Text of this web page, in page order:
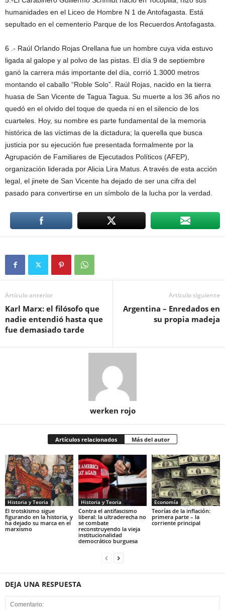
humanidades en el Liceo de Hombre N 1 de Antofagasta. Está
sepultado en el cementerio Parque de los Recuerdos Antofagasta.
6 .- Raúl Orlando Rojas Orellana fue un hombre cuya vida estuvo
ligada al galope y al polvo de las pistas. El día 9 de septiembre
ganó la carrera más importante del día, corrió 1.3000 metros
montando el caballo “Roble Solo”. Raúl Rojas, nacido en la tierra
huasa de San Vicente de Tagua Tagua. Su muerte a los 36 años no
quedó en el olvido del toque de queda ni en el silencio de los
cuarteles. Hoy, su nombre es parte fundamental de la memoria
histórica de las víctimas de la dictadura; la querella que busca
justicia por su ejecución fue presentada formalmente por la
Agrupación de Familiares de Ejecutados Políticos (AFEP),
organización liderada por Alicia Lira Matus. A través de esta acción
legal, el jinete de San Vicente ha dejado de ser una cifra del
pasado para convertirse en un símbolo de la lucha por la verdad.
Artículo anterior
Karl Marx: el filósofo que
nadie entendió hasta que
fue demasiado tarde
Artículo siguiente
Argentina – Enredados en
su propia madeja
werken rojo
Artículos relacionados Más del autor
Historia y Teoria
El trotskismo sigue
figurando en la historia, y
ha dejado su marca en el
marxismo
Historia y Teoria
Contra el antifascismo
liberal: la ultraderecha no
se combate
reconstruyendo la vieja
institucionalidad
democrático burguesa
Economía
Teorías de la inflación:
primera parte – la
corriente principal
DEJA UNA RESPUESTA